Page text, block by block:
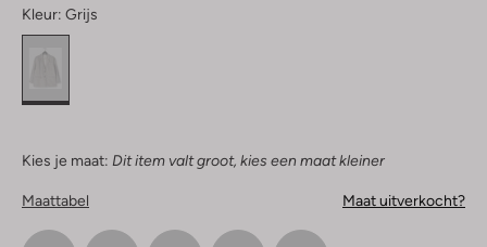
Kleur: Grijs
Kies je maat: Dit item valt groot, kies een maat kleiner
Maattabel Maat uitverkocht?